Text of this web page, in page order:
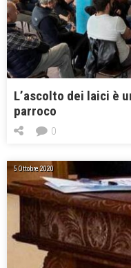
L’ascolto dei laici è
parroco
0
5 Ottobre 2020